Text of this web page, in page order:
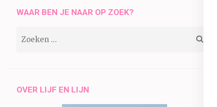
WAAR BEN JE NAAR OP ZOEK?
OVER LIJF EN LIJN